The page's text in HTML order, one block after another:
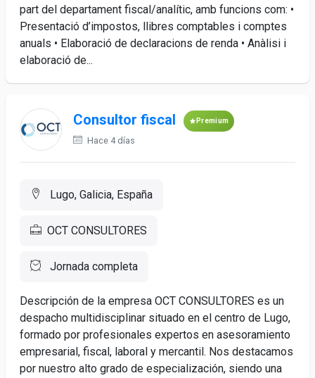
part del departament fiscal/analític, amb funcions com: •
Presentació d’impostos, llibres comptables i comptes
anuals • Elaboració de declaracions de renda • Anàlisi i
elaboració de...
Consultor fiscal Premium
Hace 4 días
Lugo, Galicia, España
OCT CONSULTORES
Jornada completa
Descripción de la empresa OCT CONSULTORES es un
despacho multidisciplinar situado en el centro de Lugo,
formado por profesionales expertos en asesoramiento
empresarial, fiscal, laboral y mercantil. Nos destacamos
por nuestro alto grado de especialización, siendo una